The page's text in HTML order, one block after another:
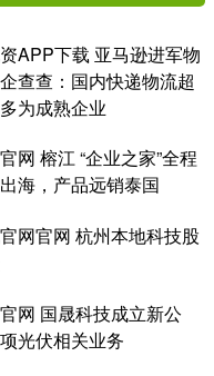
APP下载 亚马逊进军物
查查：国内快递物流超
为成熟企业
网 榕江 “企业之家”全程
海，产品远销泰国
网官网 杭州本地科技股
网 国晟科技成立新公
光伏相关业务